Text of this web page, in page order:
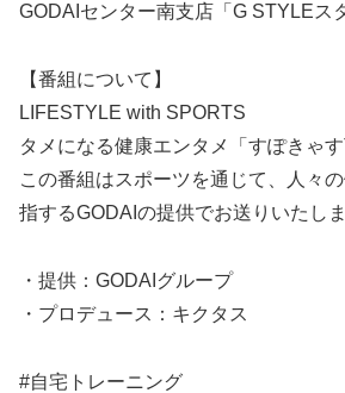
GODAIセンター南支店「G STYLEス
【番組について】
LIFESTYLE with SPORTS
タメになる健康エンタメ「すぽきゃす
この番組はスポーツを通じて、人々
指するGODAIの提供でお送りいたしま
・提供：GODAIグループ
・プロデュース：キクタス
#自宅トレーニング